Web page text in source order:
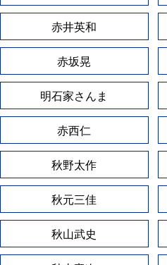
赤井英和
赤坂晃
明石家さんま
赤西仁
秋野太作
秋元三佳
秋山武史